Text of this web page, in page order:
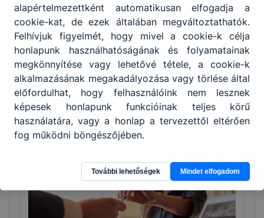
Pénzügyi-számviteli ügyintéző
Gazdálkodás és menedzsment
alapértelmezettként automatikusan elfogadja a
cookie-kat, de ezek általában megváltoztathatók.
Felhívjuk figyelmét, hogy mivel a cookie-k célja
honlapunk használhatóságának és folyamatainak
megkönnyítése vagy lehetővé tétele, a cookie-k
alkalmazásának megakadályozása vagy törlése által
előfordulhat, hogy felhasználóink nem lesznek
képesek honlapunk funkcióinak teljes körű
használatára, vagy a honlap a tervezettől eltérően
fog működni böngészőjében.
További lehetőségek Mindet elfogadom